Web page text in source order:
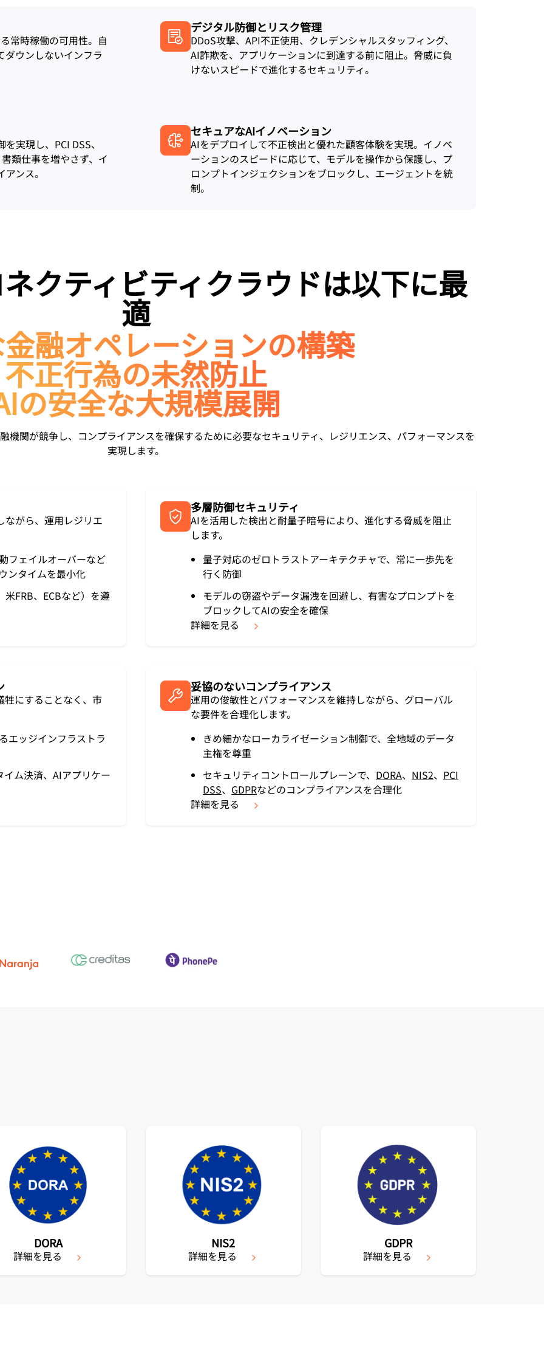
常時稼働の可用性。自
ダウンしないインフラ
デジタル防御とリスク管理
DDoS攻撃、API不正使用、クレデンシャルスタッフィング、
AI詐欺を、アプリケーションに到達する前に阻止。脅威に負
けないスピードで進化するセキュリティ。
実現し、PCI DSS、
類仕事を増やさず、イ
ンス。
セキュアなAIイノベーション
AIをデプロイして不正検出と優れた顧客体験を実現。イノベ
ーションのスピードに応じて、モデルを操作から保護し、プ
ロンプトインジェクションをブロックし、エージェントを統
制。
クティビティクラウドは以下に最
適
融オペレーションの構築
不正行為の未然防止
の安全な大規模展開
関が競争し、コンプライアンスを確保するために必要なセキュリティ、レジリエンス、パフォーマンスを
実現します。
ながら、運用レジリエ
フェイルオーバーなど
ンタイムを最小化
FRB、ECBなど）を遵
多層防御セキュリティ
AIを活用した検出と耐量子暗号により、進化する脅威を阻止
します。
量子対応のゼロトラストアーキテクチャで、常に一歩先を
行く防御
モデルの窃盗やデータ漏洩を回避し、有害なプロンプトを
ブロックしてAIの安全を確保
詳細を見る
牲にすることなく、市
エッジインフラストラ
ム決済、AIアプリケー
妥協のないコンプライアンス
運用の俊敏性とパフォーマンスを維持しながら、グローバル
な要件を合理化します。
きめ細かなローカライゼーション制御で、全地域のデータ
主権を尊重
セキュリティコントロールプレーンで、 DORA、 NIS2、 PCI
DSS、 GDPRなどのコンプライアンスを合理化
詳細を見る
DORA
詳細を見る
NIS2
詳細を見る
GDPR
詳細を見る